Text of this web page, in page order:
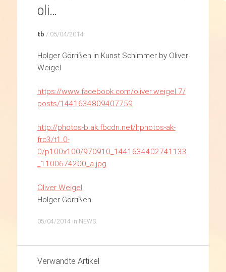
oli…
tb / 05/04/2014
Holger Görrißen in Kunst Schimmer by Oliver
Weigel
https://www.facebook.com/oliver.weigel.7/
posts/1441634809407759
http://photos-b.ak.fbcdn.net/hphotos-ak-
frc3/t1.0-
0/p100x100/970910_1441634402741133
_1100674200_a.jpg
Oliver Weigel
Holger Görrißen
05/04/2014 in NEWS.
Verwandte Artikel